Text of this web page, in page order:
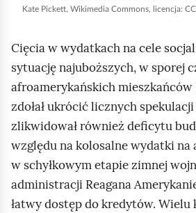
h
o
m
i
ć
p
o
d
g
Kate Pickett, Wikimedia Commons, licencja:
Cięcia w wydatkach na cele
sytuację najuboższych, w sporej
afroamerykańskich mieszkańców
zdołał ukrócić licznych spekulacji
zlikwidował również deficytu
względu na kolosalne wydatki na
w schyłkowym etapie zimnej
administracji Reagana
łatwy dostęp do kredytów. Wielu